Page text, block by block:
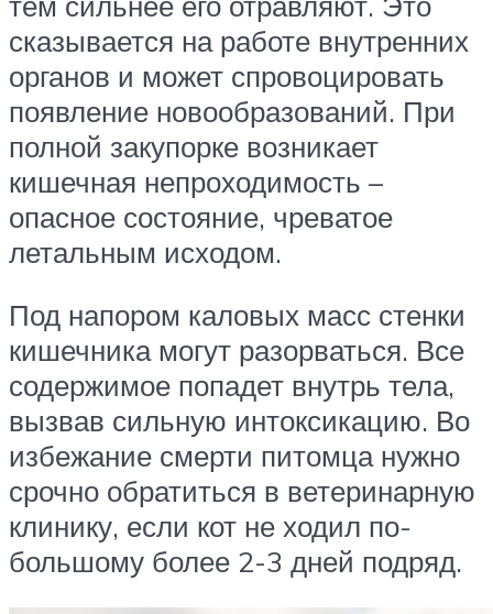
сказывается на работе внутренних
органов и может спровоцировать
появление новообразований. При
полной закупорке возникает
кишечная непроходимость –
опасное состояние, чреватое
летальным исходом.
Под напором каловых масс стенки
кишечника могут разорваться. Все
содержимое попадет внутрь тела,
вызвав сильную интоксикацию. Во
избежание смерти питомца нужно
срочно обратиться в ветеринарную
клинику, если кот не ходил по-
большому более 2-3 дней подряд.